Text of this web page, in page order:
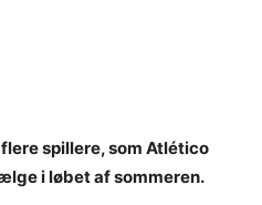
spillere, som Atlético
i løbet af sommeren.